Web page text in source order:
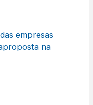
empresas
na